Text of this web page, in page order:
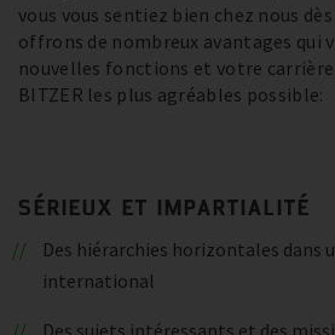
vous vous sentiez bien chez nous
offrons de nombreux avantages qui
nouvelles fonctions et votre
BITZER les plus agréables possible:
SÉRIEUX ET IMPARTIALITÉ
Des hiérarchies horizontales dans
international
Des sujets intéressants et des